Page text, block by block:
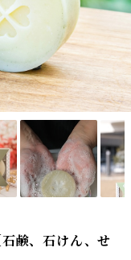
石鹸、石けん、せ